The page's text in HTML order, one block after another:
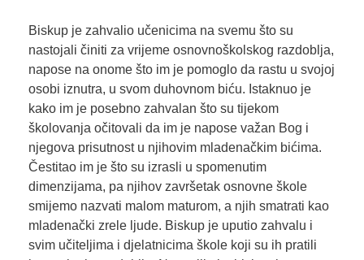
Biskup je zahvalio učenicima na svemu što su
nastojali činiti za vrijeme osnovnoškolskog razdoblja,
napose na onome što im je pomoglo da rastu u svojoj
osobi iznutra, u svom duhovnom biću. Istaknuo je
kako im je posebno zahvalan što su tijekom
školovanja očitovali da im je napose važan Bog i
njegova prisutnost u njihovim mladenačkim bićima.
Čestitao im je što su izrasli u spomenutim
dimenzijama, pa njihov završetak osnovne škole
smijemo nazvati malom maturom, a njih smatrati kao
mladenački zrele ljude. Biskup je uputio zahvalu i
svim učiteljima i djelatnicima škole koji su ih pratili